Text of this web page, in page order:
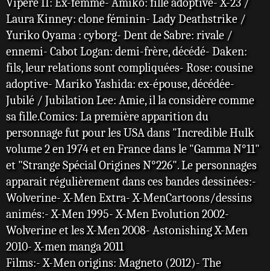
Laura Kinney: clone féminin- Lady Deathstrike /
Yuriko Oyama : cyborg- Dent de Sabre: rivale /
ennemi- Cabot Logan: demi-frère, décédé- Daken:
fils, leur relations sont compliquées- Rose: cousine
adoptive- Mariko Yashida: ex-épouse, décédée-
Jubilé / Jubilation Lee: Amie, il la considère comme
sa fille.Comics: La première apparition du
personnage fut pour les USA dans "Incredible Hulk
volume 2 en 1974 et en France dans le "Gamma N°11"
et "Strange Spécial Origines N°226". Le personnages
apparait régulièrement dans ces bandes dessinées:-
Wolverine- X-Men Extra- X-MenCartoons/dessins
animés:- X-Men 1995- X-Men Evolution 2002-
Wolverine et les X-Men 2008- Astonishing X-Men
2010- X-men manga 2011
Films:- X-Men origins: Magneto (2012)- The